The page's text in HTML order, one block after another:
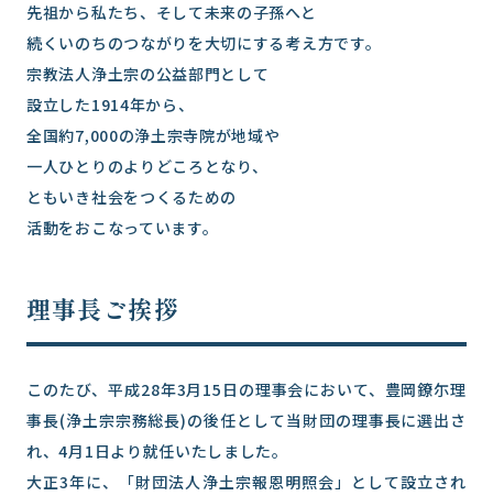
先祖から私たち、そして未来の子孫へと
続くいのちのつながりを大切にする考え方です。
宗教法人浄土宗の公益部門として
設立した1914年から、
全国約7,000の浄土宗寺院が地域や
一人ひとりのよりどころとなり、
ともいき社会をつくるための
活動をおこなっています。
理事長ご挨拶
このたび、平成28年3月15日の理事会において、豊岡鐐尓理
事長(浄土宗宗務総長)の後任として当財団の理事長に選出さ
れ、4月1日より就任いたしました。
大正3年に、「財団法人浄土宗報恩明照会」として設立され